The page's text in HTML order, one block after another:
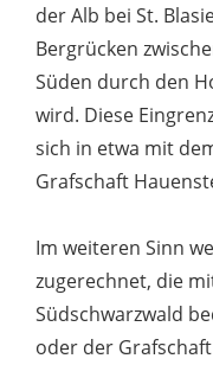
der Alb bei St.
Bergrücken
Süden durch den
wird. Diese
sich in etwa mit
Grafschaft
Im weiteren Sinn
zugerechnet, die
Südschwarzwald
oder der